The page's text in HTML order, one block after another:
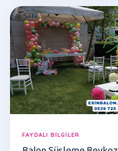
FAYDALI BILGILER